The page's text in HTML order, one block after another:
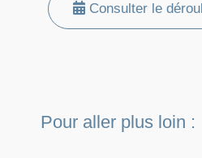
Consulter le
Pour aller plus loin :